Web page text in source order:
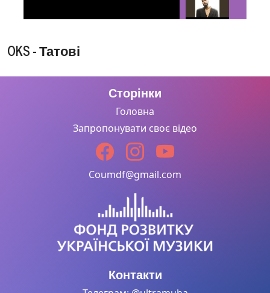
відчай й
втому (Official
Video) 2022
OKS - Татові
Сторінки
Головна
Запропонувати своє відео
Coumdf@gmail.com
Контакти